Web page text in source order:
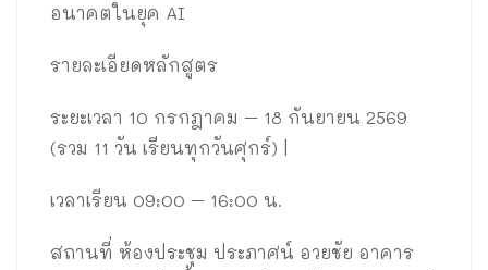
อนาคตในยุค AI
รายละเอียดหลักสูตร
ระยะเวลา 10 กรกฎาคม – 18 กันยายน 2569
(รวม 11 วัน เรียนทุกวันศุกร์) |
เวลาเรียน 09:00 – 16:00 น.
สถานที่ ห้องประชุม ประภาศน์ อวยชัย อาคาร